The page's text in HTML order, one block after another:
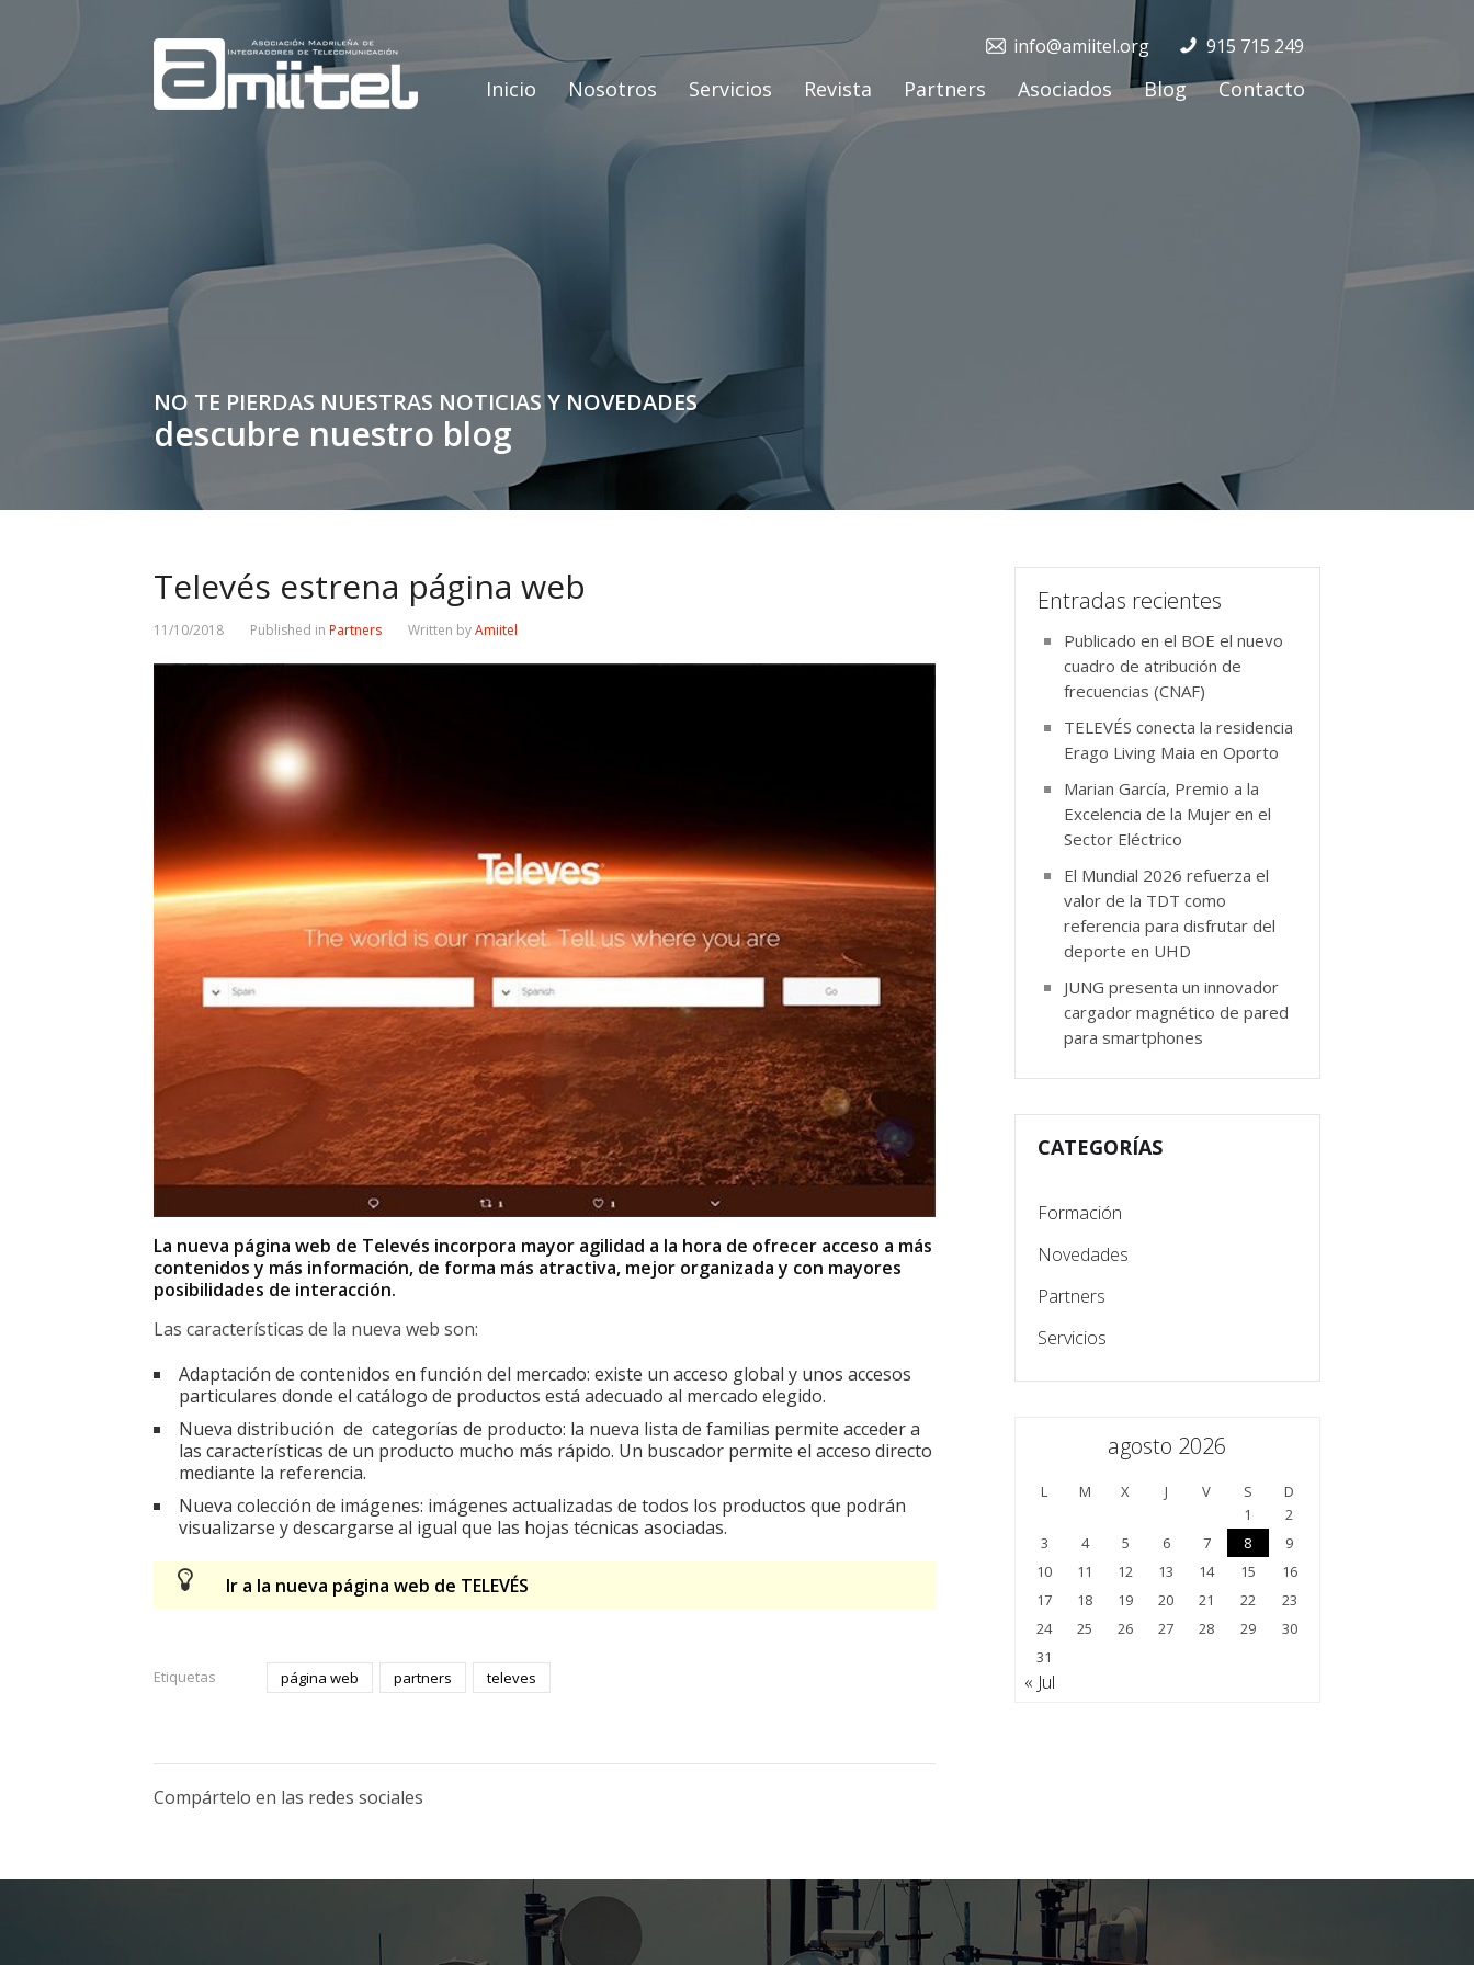
915 715 249
info@amiitel.org
Inicio Nosotros Servicios Revista Partners Asociados Blog Contacto
NO TE PIERDAS NUESTRAS NOTICIAS Y NOVEDADES
descubre nuestro blog
Televés estrena página web
11/10/2018 Published in Partners Written byAmiitel
La nueva página web de Televés incorpora mayor agilidad a la hora de ofrecer acceso a más
contenidos y más información, de forma más atractiva, mejor organizada y con mayores
posibilidades de interacción.
Las características de la nueva web son:
Adaptación de contenidos en función del mercado: existe un acceso global y unos accesos
particulares donde el catálogo de productos está adecuado al mercado elegido.
Nueva distribución de categorías de producto: la nueva lista de familias permite acceder a
las características de un producto mucho más rápido. Un buscador permite el acceso directo
mediante la referencia.
Nueva colección de imágenes: imágenes actualizadas de todos los productos que podrán
visualizarse y descargarse al igual que las hojas técnicas asociadas.
Ir a la nueva página web de TELEVÉS
Etiquetas página web partners televes
Compártelo en las redes sociales
Entradas recientes
Publicado en el BOE el nuevo
cuadro de atribución de
frecuencias (CNAF)
TELEVÉS conecta la residencia
Erago Living Maia en Oporto
Marian García, Premio a la
Excelencia de la Mujer en el
Sector Eléctrico
El Mundial 2026 refuerza el
valor de la TDT como
referencia para disfrutar del
deporte en UHD
JUNG presenta un innovador
cargador magnético de pared
para smartphones
CATEGORÍAS
Formación
Novedades
Partners
Servicios
agosto 2026
L M X J V S
D
1
2
3
4 5 6 7 8
9
10
11 12 13 14 15
16
17
18 19 20 21 22
23
24
25 26 27 28 29
30
31
« Jul